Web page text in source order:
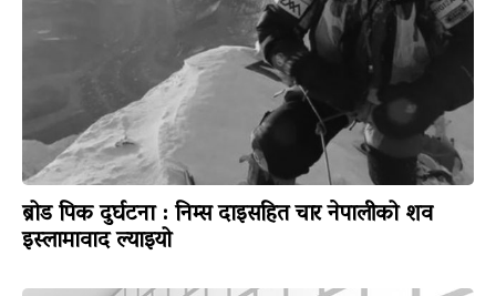
ब्रोड पिक दुर्घटना : निम्स दाइसहित चार नेपालीको शव
इस्लामावाद ल्याइयो